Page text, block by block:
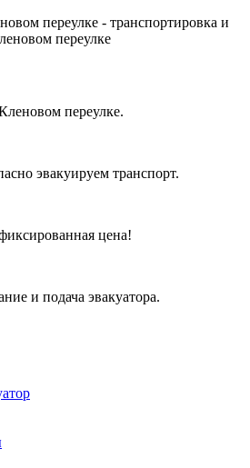
переулке.
эвакуируем транспорт.
цена!
и подача эвакуатора.